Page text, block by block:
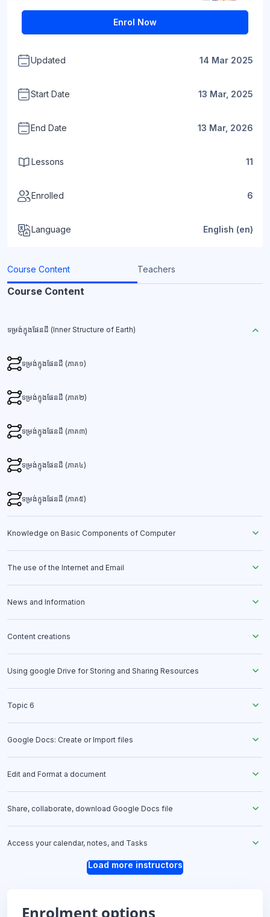
Enrol Now
Updated 14 Mar 2025
Start Date 13 Mar, 2025
End Date 13 Mar, 2026
Lessons 11
Enrolled 6
Language English ‎(en)‎
Course Content Teachers
Course Content
ទម្រង់ក្នុងផែនដី (Inner Structure of Earth)
ទម្រង់ក្នុងផែនដី (ភាគ១)
ទម្រង់ក្នុងផែនដី (ភាគ២)
ទម្រង់ក្នុងផែនដី (ភាគ៣)
ទម្រង់ក្នុងផែនដី (ភាគ៤)
ទម្រង់ក្នុងផែនដី (ភាគ៥)
Knowledge on Basic Components of Computer
The use of the Internet and Email
News and Information
Content creations
Using google Drive for Storing and Sharing Resources
Topic 6
Google Docs: Create or Import files
Edit and Format a document
Share, collaborate, download Google Docs file
Access your calendar, notes, and Tasks
Load more instructors
Enrolment options